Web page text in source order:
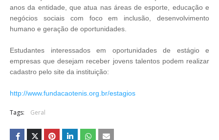
anos da entidade, que atua nas áreas de esporte, educação e
negócios sociais com foco em inclusão, desenvolvimento
humano e geração de oportunidades.
Estudantes interessados em oportunidades de estágio e
empresas que desejam receber jovens talentos podem realizar
cadastro pelo site da instituição:
http://www.fundacaotenis.org.br/estagios
Tags: Geral